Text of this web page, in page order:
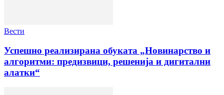
Вести
Успешно реализирана обуката „Новинарство и
алгоритми: предизвици, решенија и дигитални
алатки“